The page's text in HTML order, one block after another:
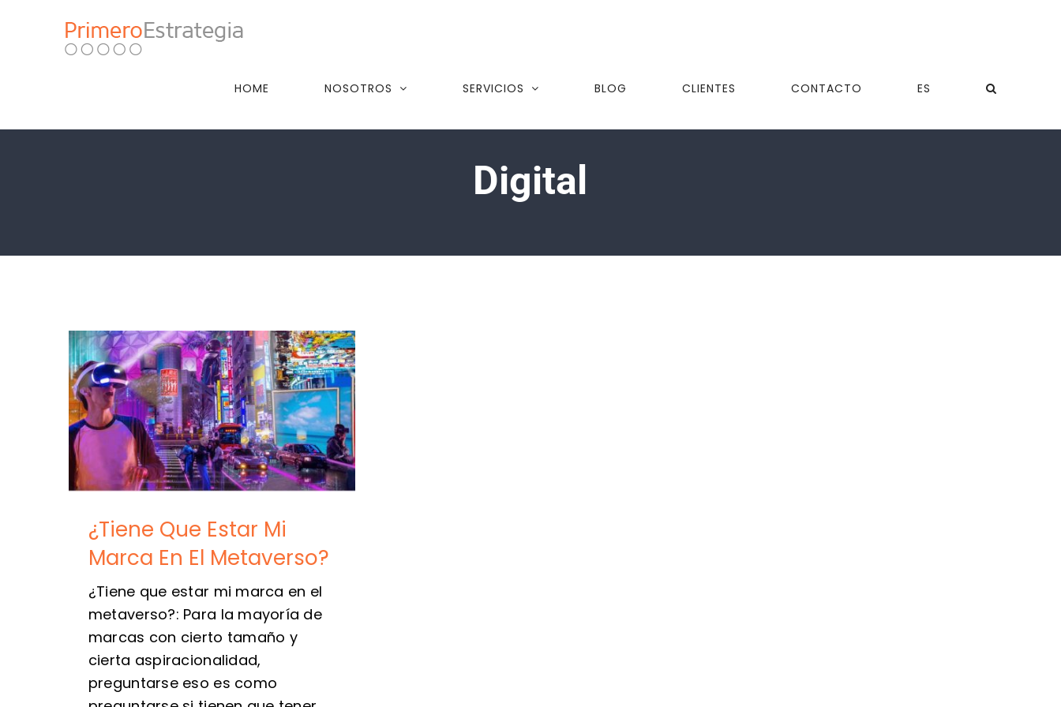
HOME NOSOTROS SERVICIOS BLOG CLIENTES CONTACTO ES
Digital
¿Tiene Que Estar Mi
Marca En El Metaverso?
¿Tiene que estar mi marca en el
metaverso?: Para la mayoría de
marcas con cierto tamaño y
cierta aspiracionalidad,
preguntarse eso es como